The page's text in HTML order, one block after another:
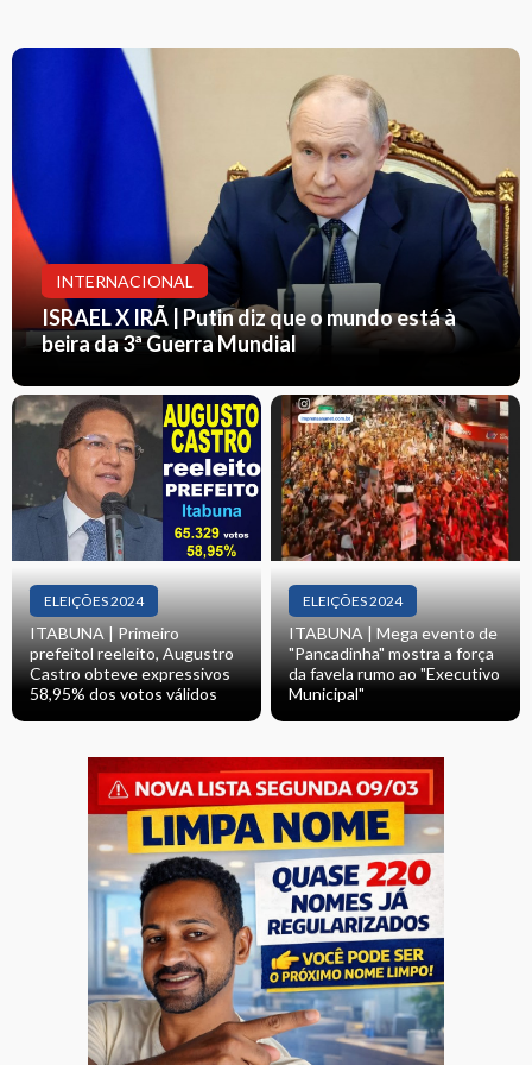
INTERNACIONAL
ISRAEL X IRÃ | Putin diz que o mundo está à
beira da 3ª Guerra Mundial
ELEIÇÕES 2024
ITABUNA | Primeiro
prefeitol reeleito, Augustro
Castro obteve expressivos
58,95% dos votos válidos
ELEIÇÕES 2024
ITABUNA | Mega evento de
"Pancadinha" mostra a força
da favela rumo ao "Executivo
Municipal"